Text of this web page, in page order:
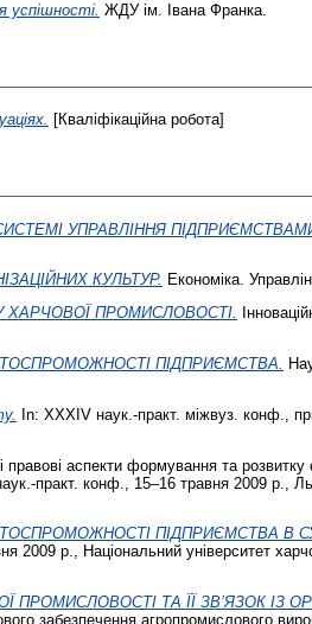
успішності. ЖДУ ім. Івана Франка.
[Кваліфікаційна робота]
УПРАВЛІННЯ
КУЛЬТУР. Економіка.
ХАРЧОВОЇ ПРОМИСЛОВОСТІ.
ПІДПРИЄМСТВА.
In: ХХХІV наук.-практ. міжвуз. конф.,
правові аспекти формування та розвитку
практ. конф., 15–16 травня 2009 р.,
ПІДПРИЄМСТВА В
2009 р., Національний університет
ТА ЇЇ ЗВ’ЯЗОК ІЗ
забезпечення агропромислового